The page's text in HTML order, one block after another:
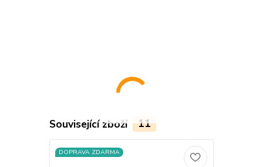
Související zboží 11
DOPRAVA ZDARMA